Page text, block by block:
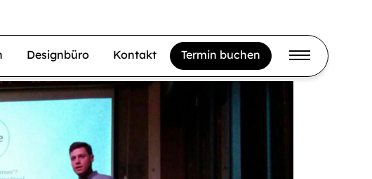
Designbüro Kontakt Termin buchen